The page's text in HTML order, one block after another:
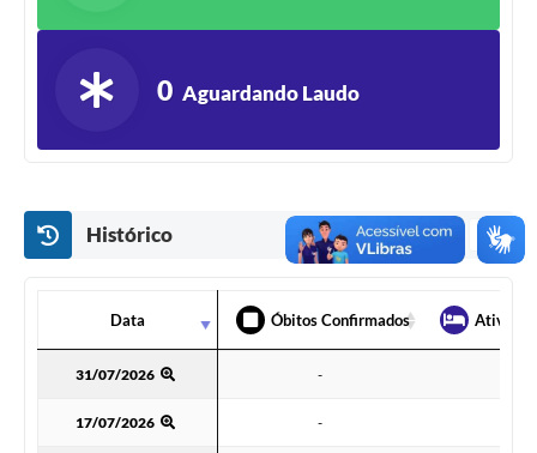
0 Aguardando Laudo
Histórico
Data Óbitos Confirmados Ativos
31/07/2026 -
17/07/2026 -
Data
31/07/2026
17/07/2026